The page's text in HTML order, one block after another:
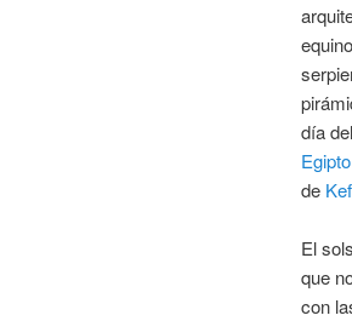
día
Egipto
de
El
que
con